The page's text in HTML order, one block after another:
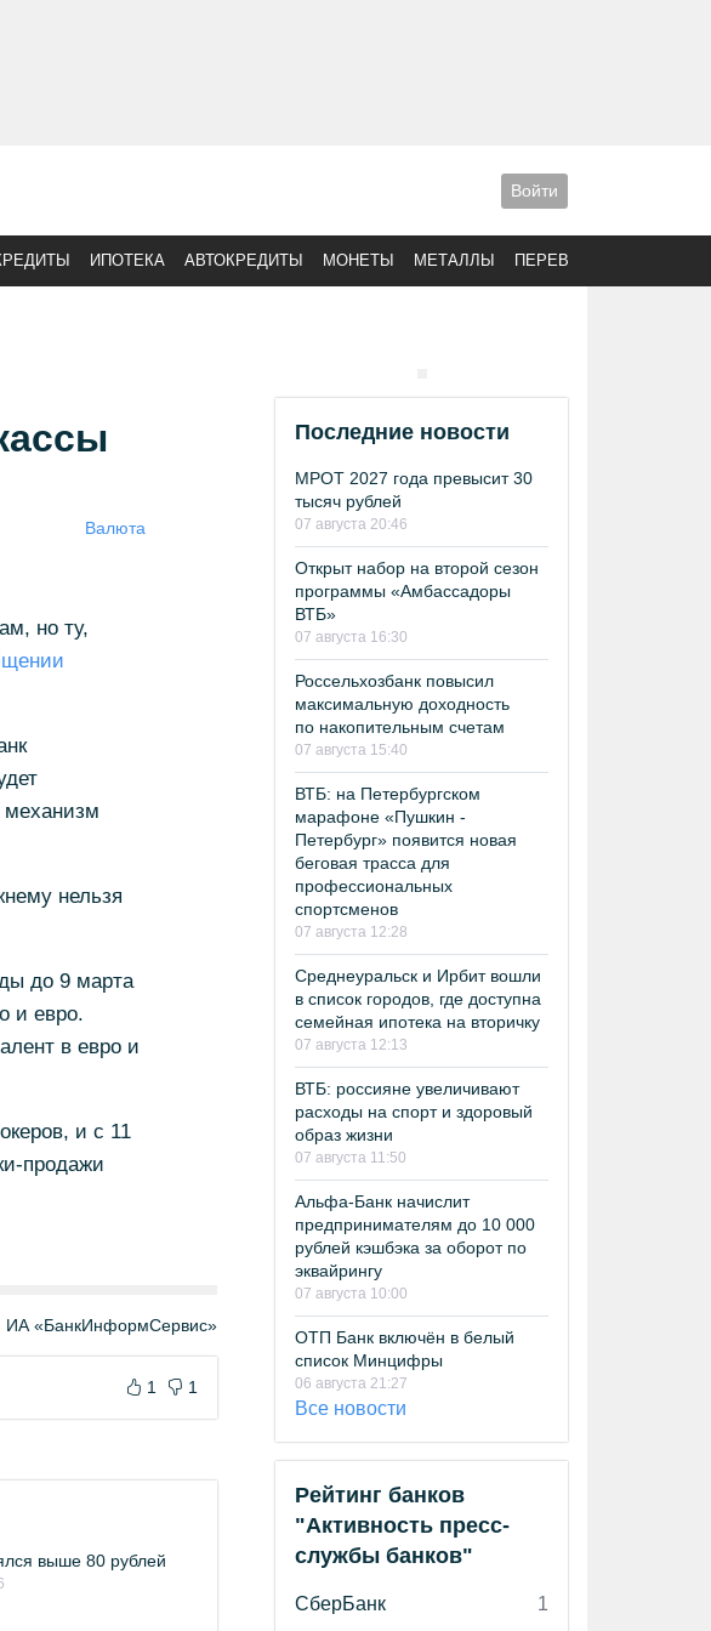
Войти
ИПОТЕКА АВТОКРЕДИТЫ МОНЕТЫ МЕТАЛЛЫ ПЕРЕВОДЫ
Валюта
но ту,
механизм
нельзя
до 9 марта
и евро.
в евро и
и с 11
продажи
ИА «БанкИнформСервис»
1 1
выше 80 рублей
Последние новости
МРОТ 2027 года превысит 30
тысяч рублей
07 августа 20:46
Открыт набор на второй сезон
программы «Амбассадоры
ВТБ»
07 августа 16:30
Россельхозбанк повысил
максимальную доходность
по накопительным счетам
07 августа 15:40
ВТБ: на Петербургском
марафоне «Пушкин -
Петербург» появится новая
беговая трасса для
профессиональных
спортсменов
07 августа 12:28
Среднеуральск и Ирбит вошли
в список городов, где доступна
семейная ипотека на вторичку
07 августа 12:13
ВТБ: россияне увеличивают
расходы на спорт и здоровый
образ жизни
07 августа 11:50
Альфа-Банк начислит
предпринимателям до 10 000
рублей кэшбэка за оборот по
эквайрингу
07 августа 10:00
ОТП Банк включён в белый
список Минцифры
06 августа 21:27
Все новости
Рейтинг банков
"Активность пресс-
службы банков"
СберБанк
1